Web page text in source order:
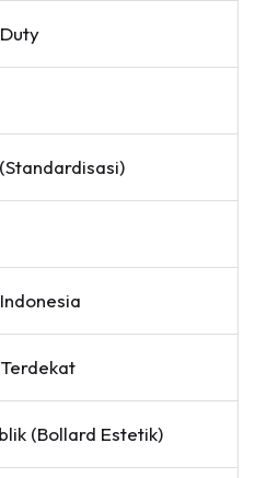
(Bollard Estetik)